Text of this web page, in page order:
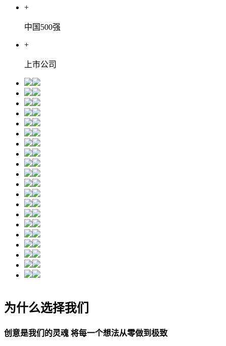
+
中国500强
+
上市公司
为什么选择我们
创意是我们的灵魂 将每一个想法从零做到极致